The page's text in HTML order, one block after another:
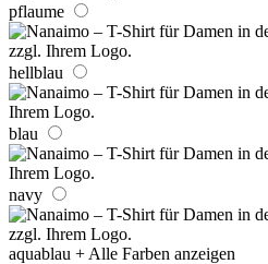
pflaume
hellblau
blau
navy
aquablau + Alle Farben anzeigen